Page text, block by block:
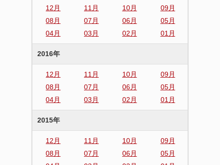
12月 11月 10月
09月
08月
07月 06月
05月
04月
03月 02月 01月
2016年
12月 11月 10月
09月
08月
07月 06月
05月
04月
03月 02月 01月
2015年
12月 11月 10月
09月
08月
07月 06月
05月